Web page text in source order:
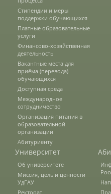
Информация в формате
Направления подготовки
Правила приема
Документы для
Вступительные
Целевой прием
Стипендии и меры
поддержки обучающихся
Платные образовательные
услуги
Финансово-хозяйственная
деятельность
Вакантные места для
приёма (перевода)
обучающихся
Доступная среда
Международное
сотрудничество
Организация питания в
образовательной
организации
Абитуриенту
Университет
Об университете
Миссия, цель и ценности
УдГАУ
Ректорат